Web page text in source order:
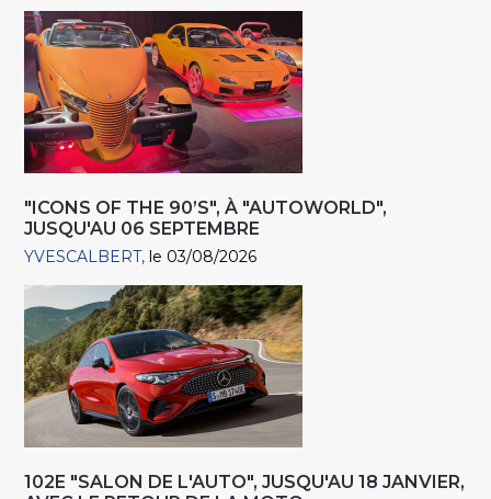
"ICONS OF THE 90’S", À "AUTOWORLD",
JUSQU'AU 06 SEPTEMBRE
YVESCALBERT le 03/08/2026
102E "SALON DE L'AUTO", JUSQU'AU 18 JANVIER,